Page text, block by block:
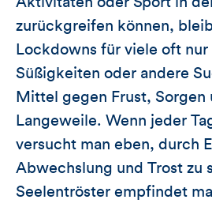
zurückgreifen können,
Lockdowns für viele oft nur
Süßigkeiten oder andere
Mittel gegen Frust, Sorgen
Langeweile. Wenn jeder
versucht man eben, durch
Abwechslung und Trost zu
Seelentröster empfindet